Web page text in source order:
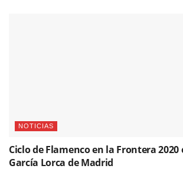
NOTICIAS
Ciclo de Flamenco en la Frontera 2020
García Lorca de Madrid